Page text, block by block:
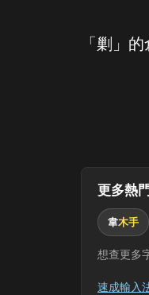
「剿」
更多熱
韋木手
想查更多
速成輸入